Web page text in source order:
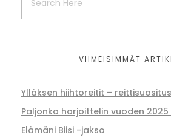
VIIMEISIMMÄT
Ylläksen hiihtoreitit – reittisuositus
Paljonko harjoittelin vuoden 2025
Elämäni Biisi -jakso